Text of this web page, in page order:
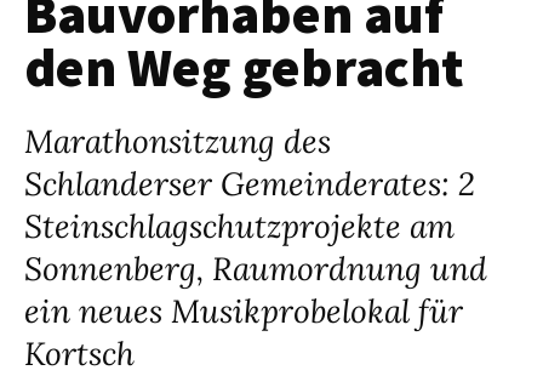
den Weg gebracht
Marathonsitzung des
Schlanderser Gemeinderates: 2
Steinschlagschutzprojekte am
Sonnenberg, Raumordnung und
ein neues Musikprobelokal für
Kortsch